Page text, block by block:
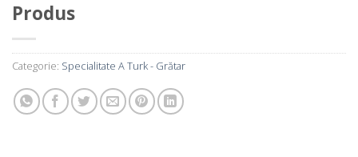
Produs
Categorie: Specialitate A Turk - Grătar